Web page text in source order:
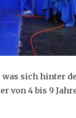
sich hinter
von 4 bis 9